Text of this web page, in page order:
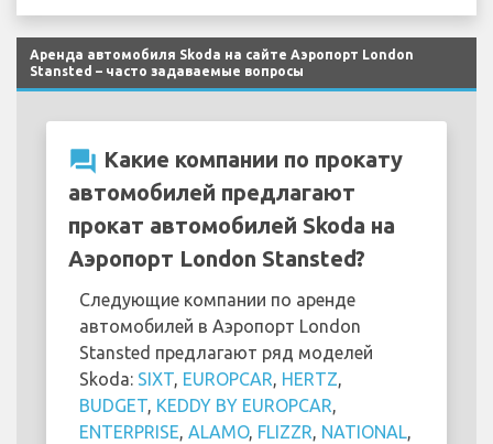
Аренда автомобиля Skoda на сайте Аэропорт London
Stansted – часто задаваемые вопросы
question_answer Какие компании по прокату
автомобилей предлагают
прокат автомобилей Skoda на
Аэропорт London Stansted?
Следующие компании по аренде
автомобилей в Аэропорт London
Stansted предлагают ряд моделей
Skoda: SIXT, EUROPCAR, HERTZ,
BUDGET, KEDDY BY EUROPCAR,
ENTERPRISE, ALAMO, FLIZZR, NATIONAL,